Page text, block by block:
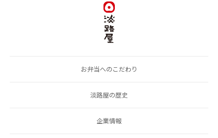
お弁当へのこだわり
淡路屋の歴史
企業情報